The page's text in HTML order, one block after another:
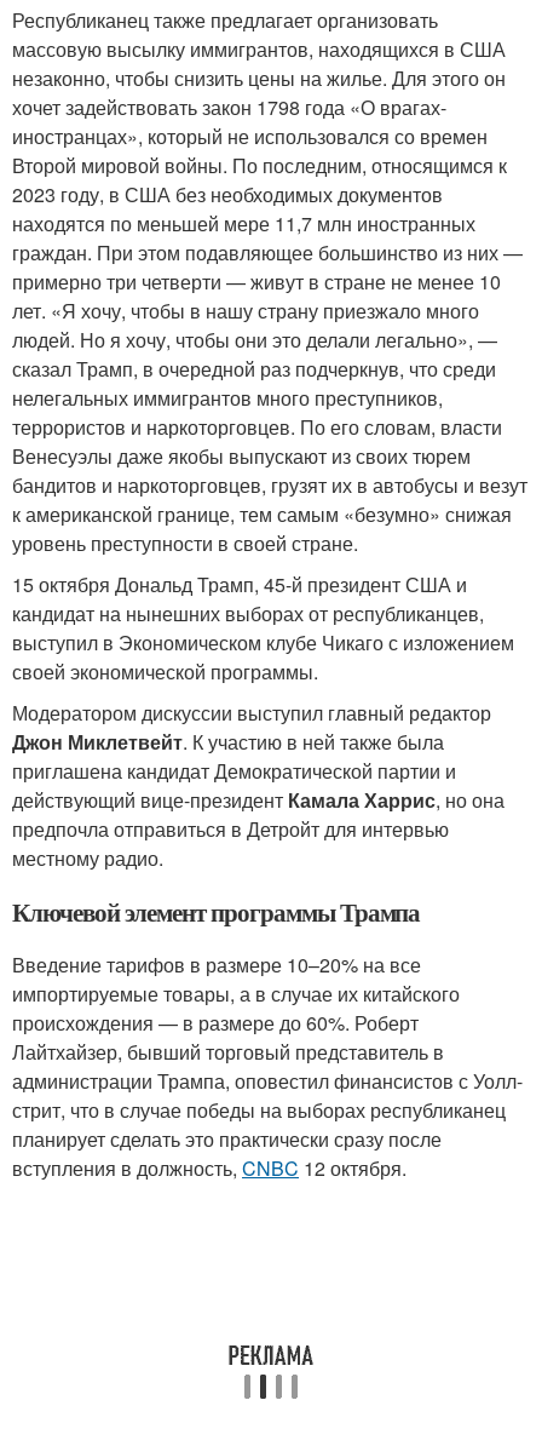
Республиканец также предлагает организовать
массовую высылку иммигрантов, находящихся в США
незаконно, чтобы снизить цены на жилье. Для этого он
хочет задействовать закон 1798 года «О врагах-
иностранцах», который не использовался со времен
Второй мировой войны. По последним, относящимся к
2023 году, в США без необходимых документов
находятся по меньшей мере 11,7 млн иностранных
граждан. При этом подавляющее большинство из них —
примерно три четверти — живут в стране не менее 10
лет. «Я хочу, чтобы в нашу страну приезжало много
людей. Но я хочу, чтобы они это делали легально», —
сказал Трамп, в очередной раз подчеркнув, что среди
нелегальных иммигрантов много преступников,
террористов и наркоторговцев. По его словам, власти
Венесуэлы даже якобы выпускают из своих тюрем
бандитов и наркоторговцев, грузят их в автобусы и везут
к американской границе, тем самым «безумно» снижая
уровень преступности в своей стране.
15 октября Дональд Трамп, 45-й президент США и
кандидат на нынешних выборах от республиканцев,
выступил в Экономическом клубе Чикаго с изложением
своей экономической программы.
Модератором дискуссии выступил главный редактор
Джон Миклетвейт. К участию в ней также была
приглашена кандидат Демократической партии и
действующий вице-президент Камала Харрис, но она
предпочла отправиться в Детройт для интервью
местному радио.
Ключевой элемент программы Трампа
Введение тарифов в размере 10–20% на все
импортируемые товары, а в случае их китайского
происхождения — в размере до 60%. Роберт
Лайтхайзер, бывший торговый представитель в
администрации Трампа, оповестил финансистов с Уолл-
стрит, что в случае победы на выборах республиканец
планирует сделать это практически сразу после
вступления в должность, CNBC 12 октября.